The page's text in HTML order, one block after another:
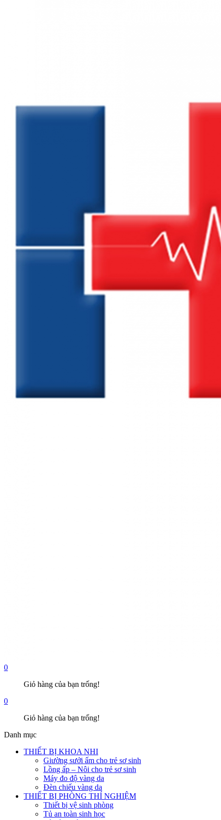
0
Giỏ hàng của bạn trống!
0
Giỏ hàng của bạn trống!
Danh mục
THIẾT BỊ KHOA NHI
Giường sưởi ấm cho trẻ sơ sinh
Lồng ấp – Nôi cho trẻ sơ sinh
Máy đo độ vàng da
Đèn chiếu vàng da
THIẾT BỊ PHÒNG THÍ NGHIỆM
Thiết bị vệ sinh phòng
Tủ an toàn sinh học